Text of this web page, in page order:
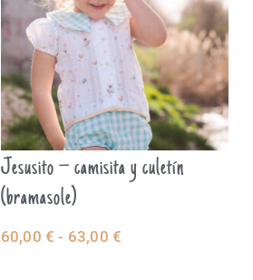
Jesusito – camisita y culetín
(bramasole)
60,00 € - 63,00 €